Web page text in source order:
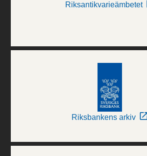
Riksantikvarieämbetet
Riksbankens arkiv